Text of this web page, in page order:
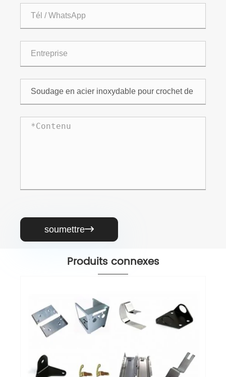
soumettre
Produits connexes